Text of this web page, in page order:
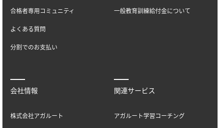
合格者専用コミュニティ
よくある質問
分割でのお支払い
一般教育訓練給付金について
会社情報
株式会社アガルート
関連サービス
アガルート学習コーチング